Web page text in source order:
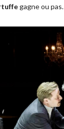
gagne ou pas.